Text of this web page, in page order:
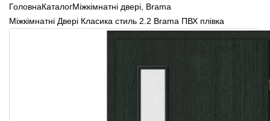
ГоловнаКаталогМіжкімнатні двері Brama
Міжкімнатні Двері Класика стиль 2.2 Brama ПВХ плівка